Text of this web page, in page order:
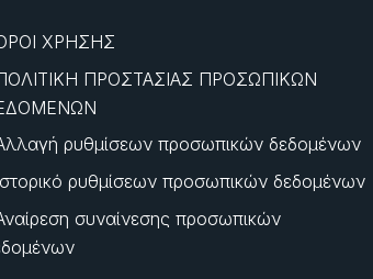
ΧΡΗΣΗΣ
ΠΡΟΣΤΑΣΙΑΣ ΠΡΟΣΩΠΙΚΩΝ
ρυθμίσεων προσωπικών δεδομένων
ρυθμίσεων προσωπικών δεδομένων
συναίνεσης προσωπικών